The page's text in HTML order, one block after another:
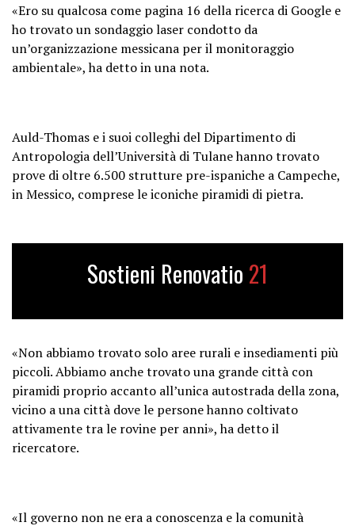
«Ero su qualcosa come pagina 16 della ricerca di Google e
ho trovato un sondaggio laser condotto da
un’organizzazione messicana per il monitoraggio
ambientale», ha detto in una nota.
Auld-Thomas e i suoi colleghi del Dipartimento di
Antropologia dell’Università di Tulane hanno trovato
prove di oltre 6.500 strutture pre-ispaniche a Campeche,
in Messico, comprese le iconiche piramidi di pietra.
Sostieni Renovatio 21
«Non abbiamo trovato solo aree rurali e insediamenti più
piccoli. Abbiamo anche trovato una grande città con
piramidi proprio accanto all’unica autostrada della zona,
vicino a una città dove le persone hanno coltivato
attivamente tra le rovine per anni», ha detto il
ricercatore.
«Il governo non ne era a conoscenza e la comunità